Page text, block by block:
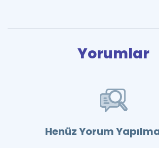
Yorumlar
Henüz Yorum